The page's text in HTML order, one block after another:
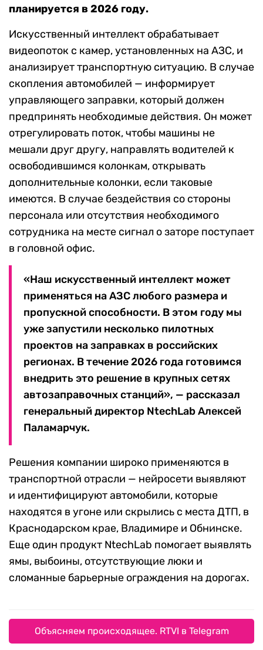
планируется в 2026 году.
Искусственный интеллект обрабатывает
видеопоток с камер, установленных на АЗС, и
анализирует транспортную ситуацию. В случае
скопления автомобилей — информирует
управляющего заправки, который должен
предпринять необходимые действия. Он может
отрегулировать поток, чтобы машины не
мешали друг другу, направлять водителей к
освободившимся колонкам, открывать
дополнительные колонки, если таковые
имеются. В случае бездействия со стороны
персонала или отсутствия необходимого
сотрудника на месте сигнал о заторе поступает
в головной офис.
«Наш искусственный интеллект может
применяться на АЗС любого размера и
пропускной способности. В этом году мы
уже запустили несколько пилотных
проектов на заправках в российских
регионах. В течение 2026 года готовимся
внедрить это решение в крупных сетях
автозаправочных станций», — рассказал
генеральный директор NtechLab Алексей
Паламарчук.
Решения компании широко применяются в
транспортной отрасли — нейросети выявляют
и идентифицируют автомобили, которые
находятся в угоне или скрылись с места ДТП, в
Краснодарском крае, Владимире и Обнинске.
Еще один продукт NtechLab помогает выявлять
ямы, выбоины, отсутствующие люки и
сломанные барьерные ограждения на дорогах.
Объясняем происходящее. RTVI в Telegram